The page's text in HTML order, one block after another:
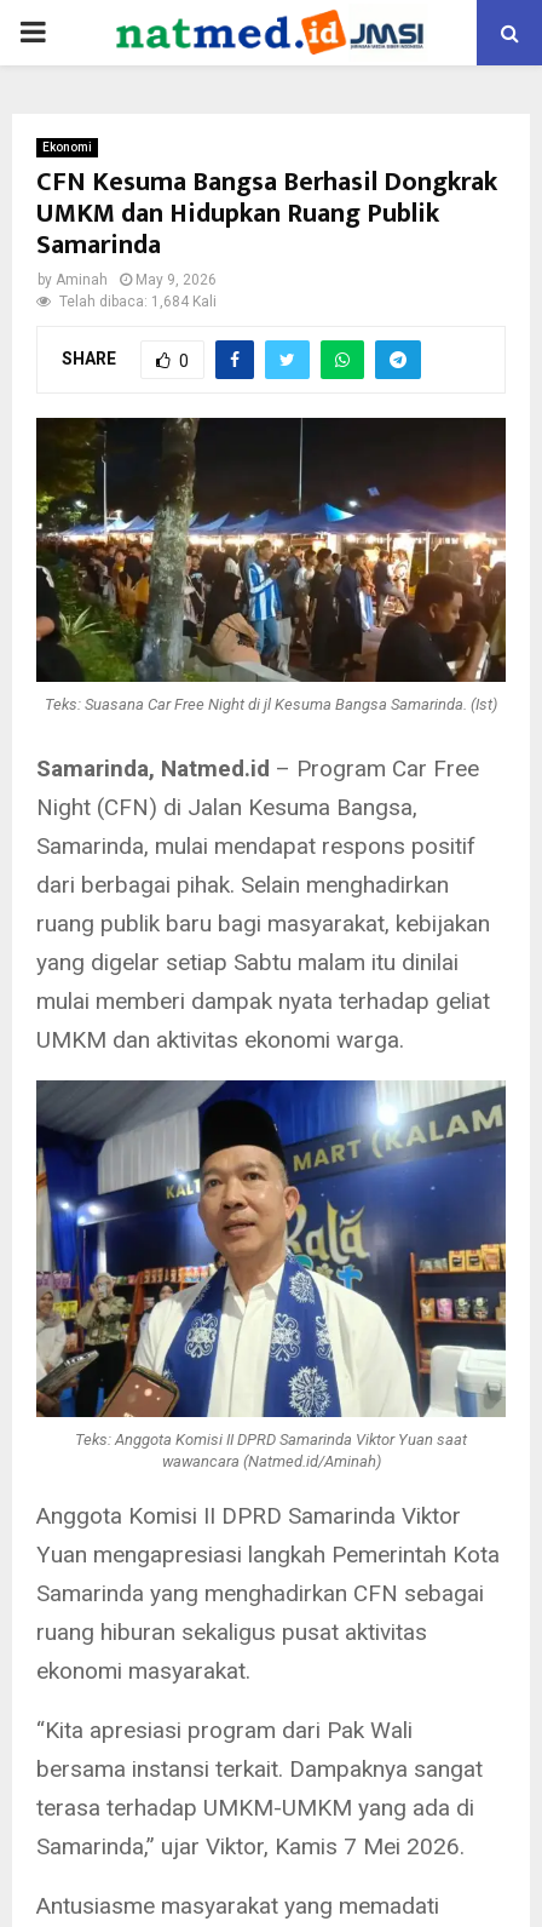
PRIMARY
Ekonomi
CFN Kesuma Bangsa Berhasil Dongkrak
UMKM dan Hidupkan Ruang Publik
Samarinda
by Aminah
May 9, 2026
Telah dibaca: 1,684 Kali
SHARE 0
Teks: Suasana Car Free Night di jl Kesuma Bangsa Samarinda. (Ist)
Samarinda, Natmed.id – Program Car Free
Night (CFN) di Jalan Kesuma Bangsa,
Samarinda, mulai mendapat respons positif
dari berbagai pihak. Selain menghadirkan
ruang publik baru bagi masyarakat, kebijakan
yang digelar setiap Sabtu malam itu dinilai
mulai memberi dampak nyata terhadap geliat
UMKM dan aktivitas ekonomi warga.
Teks: Anggota Komisi II DPRD Samarinda Viktor Yuan saat
wawancara (Natmed.id/Aminah)
Anggota Komisi II DPRD Samarinda Viktor
Yuan mengapresiasi langkah Pemerintah Kota
Samarinda yang menghadirkan CFN sebagai
ruang hiburan sekaligus pusat aktivitas
ekonomi masyarakat.
“Kita apresiasi program dari Pak Wali
bersama instansi terkait. Dampaknya sangat
terasa terhadap UMKM-UMKM yang ada di
Samarinda,” ujar Viktor, Kamis 7 Mei 2026.
Antusiasme masyarakat yang memadati